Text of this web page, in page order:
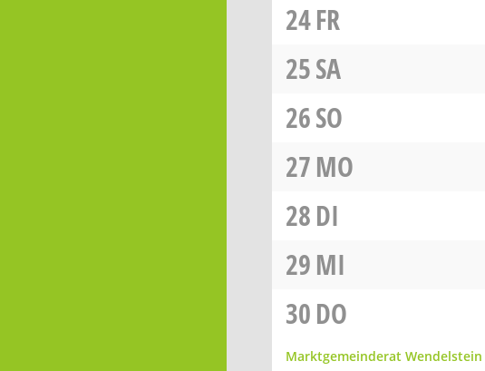
24FR
25SA
26SO
27MO
28DI
29MI
30DO
Marktgemeinderat Wendelstein